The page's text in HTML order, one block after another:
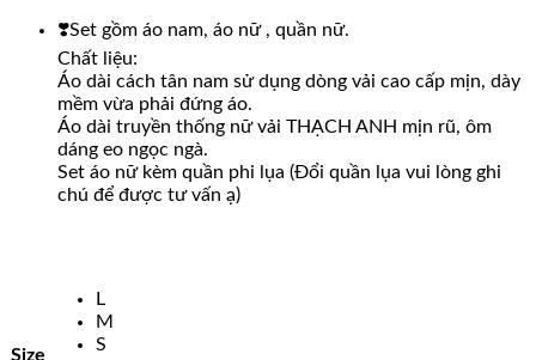
là:
1,450,000₫.
tại
1,245,000₫.
❣️Set gồm áo nam, áo nữ , quần nữ.
Chất liệu:
Áo dài cách tân nam sử dụng dòng vải cao cấp mịn, dày
mềm vừa phải đứng áo.
Áo dài truyền thống nữ vải THẠCH ANH mịn rũ, ôm
dáng eo ngọc ngà.
Set áo nữ kèm quần phi lụa (Đổi quần lụa vui lòng ghi
chú để được tư vấn ạ)
Size
L
M
S